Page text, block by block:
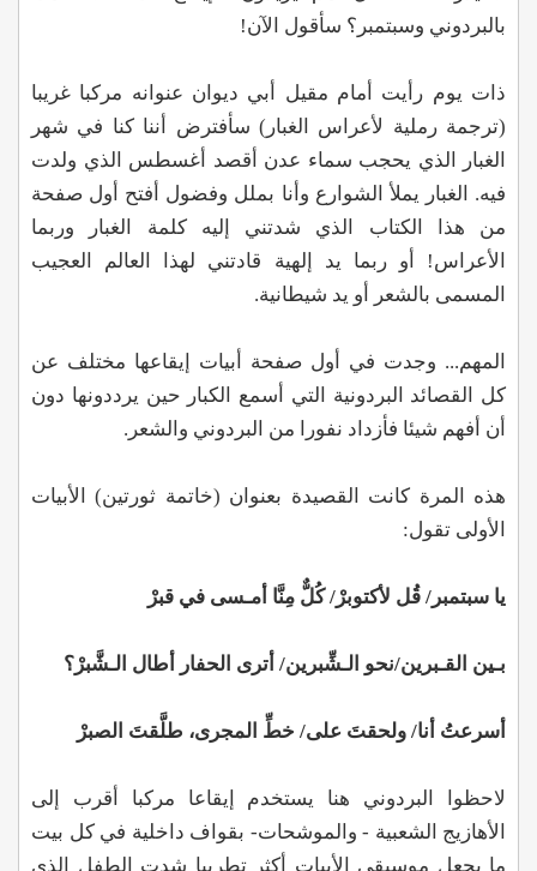
بالبردوني وسبتمبر؟ سأقول الآن!
ذات يوم رأيت أمام مقيل أبي ديوان عنوانه مركبا غريبا
(ترجمة رملية لأعراس الغبار) سأفترض أننا كنا في شهر
الغبار الذي يحجب سماء عدن أقصد أغسطس الذي ولدت
فيه. الغبار يملأ الشوارع وأنا بملل وفضول أفتح أول صفحة
من هذا الكتاب الذي شدتني إليه كلمة الغبار وربما
الأعراس! أو ربما يد إلهية قادتني لهذا العالم العجيب
المسمى بالشعر أو يد شيطانية.
المهم... وجدت في أول صفحة أبيات إيقاعها مختلف عن
كل القصائد البردونية التي أسمع الكبار حين يرددونها دون
أن أفهم شيئا فأزداد نفورا من البردوني والشعر.
هذه المرة كانت القصيدة بعنوان (خاتمة ثورتين) الأبيات
الأولى تقول:
يا سبتمبر/ قُل لأكتوبرْ/ كُلٌّ مِنَّا أمـسى في قبرْ
بـين القـبرين/نحو الـشِّبرين/ أترى الحفار أطال الـشَّبرْ؟
أسرعتُ أنا/ ولحقتَ على/ خطِّ المجرى، طلَّقتَ الصبرْ
لاحظوا البردوني هنا يستخدم إيقاعا مركبا أقرب إلى
الأهازيج الشعبية - والموشحات- بقواف داخلية في كل بيت
ما يجعل موسيقى الأبيات أكثر تطريبا شدت الطفل الذي